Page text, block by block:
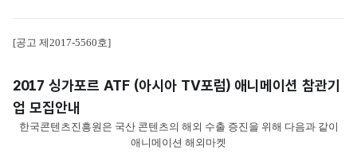
[공고 제2017-5560호]
2017 싱가포르 ATF (아시아 TV포럼) 애니메이션 참관기
업 모집안내
한국콘텐츠진흥원은 국산 콘텐츠의 해외 수출 증진을 위해 다음과 같이
애니메이션 해외마켓